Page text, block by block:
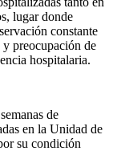
lugar donde
constante
preocupación de
hospitalaria.
de
en la Unidad de
su condición